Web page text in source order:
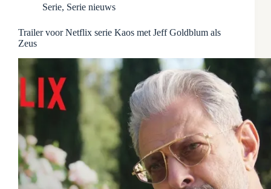
Serie, Serie nieuws
Trailer voor Netflix serie Kaos met Jeff Goldblum als
Zeus